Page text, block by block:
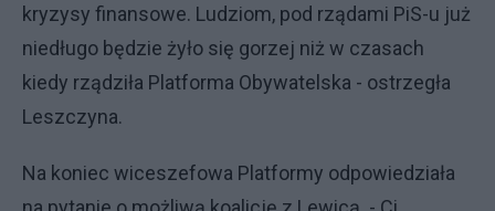
kryzysy finansowe. Ludziom, pod rządami PiS-u już
niedługo będzie żyło się gorzej niż w czasach
kiedy rządziła Platforma Obywatelska - ostrzegła
Leszczyna.
Na koniec wiceszefowa Platformy odpowiedziała